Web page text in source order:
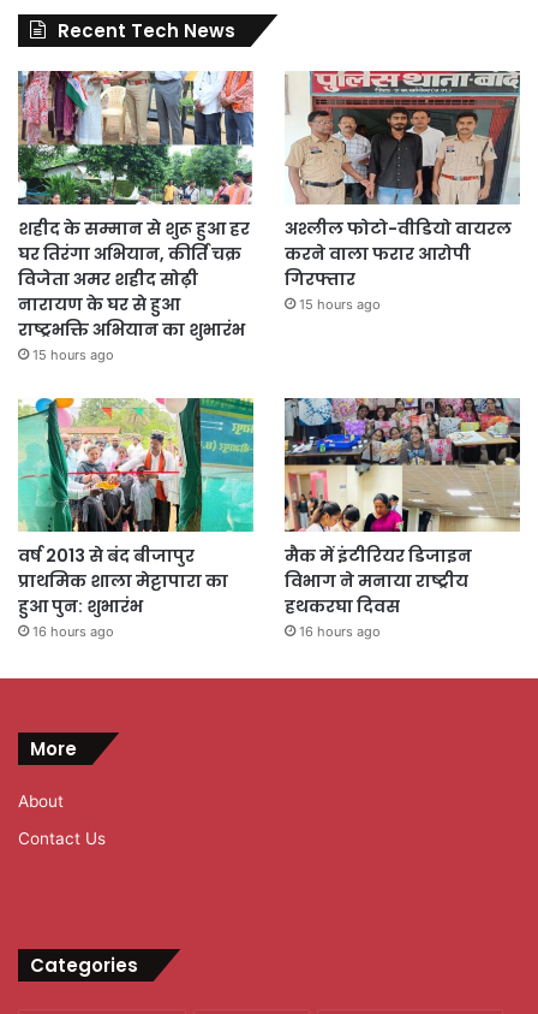
Recent Tech News
शहीद के सम्मान से शुरू हुआ हर
घर तिरंगा अभियान, कीर्ति चक्र
विजेता अमर शहीद सोढ़ी
नारायण के घर से हुआ
राष्ट्रभक्ति अभियान का शुभारंभ
15 hours ago
अश्लील फोटो-वीडियो वायरल
करने वाला फरार आरोपी
गिरफ्तार
15 hours ago
वर्ष 2013 से बंद बीजापुर
प्राथमिक शाला मेट्टापारा का
हुआ पुन: शुभारंभ
16 hours ago
मैक में इंटीरियर डिजाइन
विभाग ने मनाया राष्ट्रीय
हथकरघा दिवस
16 hours ago
More
About
Contact Us
Categories